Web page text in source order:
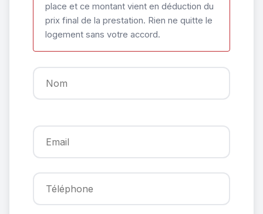
place et ce montant vient en déduction du
prix final de la prestation. Rien ne quitte le
logement sans votre accord.